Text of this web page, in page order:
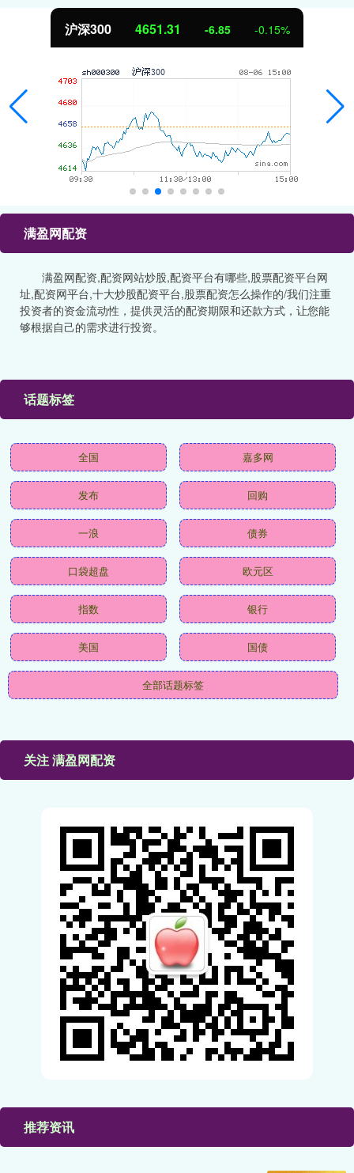
沪深300 4651.31 -6.85 -0.15%
满盈网配资
满盈网配资,配资网站炒股,配资平台有哪些,股票配资平台网
址,配资网平台,十大炒股配资平台,股票配资怎么操作的/我们注重
投资者的资金流动性，提供灵活的配资期限和还款方式，让您能
够根据自己的需求进行投资。
话题标签
全国 嘉多网
发布 回购
一浪 债券
口袋超盘 欧元区
指数 银行
美国 国债
全部话题标签
关注 满盈网配资
推荐资讯